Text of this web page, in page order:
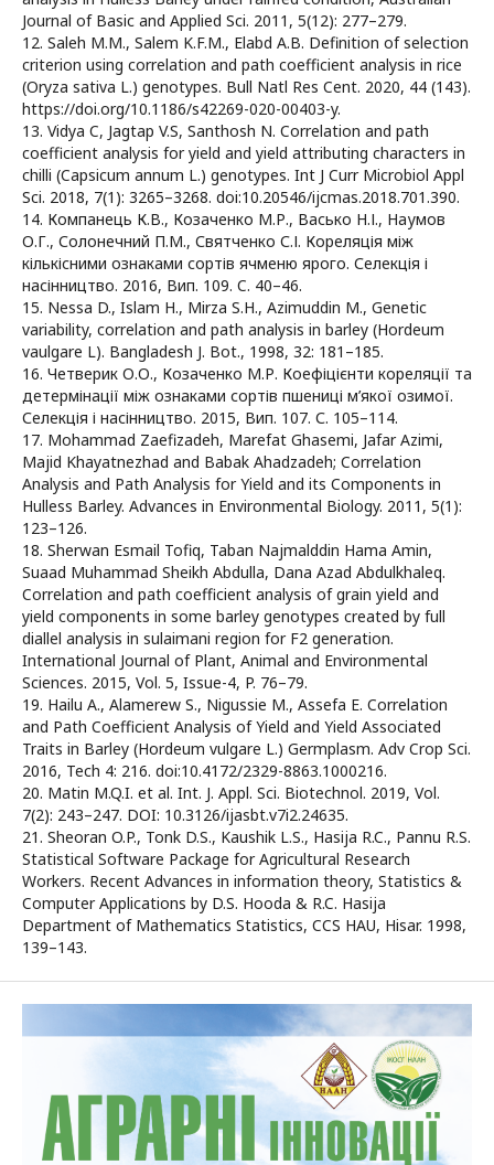
Journal of Basic and Applied Sci. 2011, 5(12): 277–279.
12. Saleh M.M., Salem K.F.M., Elabd A.B. Definition of selection
criterion using correlation and path coefficient analysis in rice
(Oryza sativa L.) genotypes. Bull Natl Res Cent. 2020, 44 (143).
https://doi.org/10.1186/s42269-020-00403-y.
13. Vidya C, Jagtap V.S, Santhosh N. Correlation and path
coefficient analysis for yield and yield attributing characters in
chilli (Capsicum annum L.) genotypes. Int J Curr Microbiol Appl
Sci. 2018, 7(1): 3265–3268. doi:10.20546/ijcmas.2018.701.390.
14. Компанець К.В., Козаченко М.Р., Васько Н.І., Наумов
О.Г., Солонечний П.М., Святченко С.І. Кореляція між
кількісними ознаками сортів ячменю ярого. Селекція і
насінництво. 2016, Вип. 109. C. 40–46.
15. Nessa D., Islam H., Mirza S.H., Azimuddin M., Genetic
variability, correlation and path analysis in barley (Hordeum
vaulgare L). Bangladesh J. Bot., 1998, 32: 181–185.
16. Четверик О.О., Козаченко М.Р. Коефіцієнти кореляції та
детермінації між ознаками сортів пшениці м’якої озимої.
Селекція і насінництво. 2015, Вип. 107. С. 105–114.
17. Mohammad Zaefizadeh, Marefat Ghasemi, Jafar Azimi,
Majid Khayatnezhad and Babak Ahadzadeh; Correlation
Analysis and Path Analysis for Yield and its Components in
Hulless Barley. Advances in Environmental Biology. 2011, 5(1):
123–126.
18. Sherwan Esmail Tofiq, Taban Najmalddin Hama Amin,
Suaad Muhammad Sheikh Abdulla, Dana Azad Abdulkhaleq.
Correlation and path coefficient analysis of grain yield and
yield components in some barley genotypes created by full
diallel analysis in sulaimani region for F2 generation.
International Journal of Plant, Animal and Environmental
Sciences. 2015, Vol. 5, Issue-4, P. 76–79.
19. Hailu A., Alamerew S., Nigussie M., Assefa E. Correlation
and Path Coefficient Analysis of Yield and Yield Associated
Traits in Barley (Hordeum vulgare L.) Germplasm. Adv Crop Sci.
2016, Tech 4: 216. doi:10.4172/2329-8863.1000216.
20. Matin M.Q.I. et al. Int. J. Appl. Sci. Biotechnol. 2019, Vol.
7(2): 243–247. DOI: 10.3126/ijasbt.v7i2.24635.
21. Sheoran O.P., Tonk D.S., Kaushik L.S., Hasija R.C., Pannu R.S.
Statistical Software Package for Agricultural Research
Workers. Recent Advances in information theory, Statistics &
Computer Applications by D.S. Hooda & R.C. Hasija
Department of Mathematics Statistics, CCS HAU, Hisar. 1998,
139–143.